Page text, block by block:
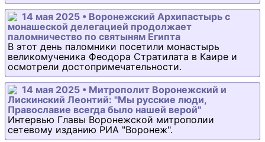
14 мая 2025 • Воронежский Архипастырь с
монашеской делегацией продолжает
паломничество по святыням Египта
В этот день паломники посетили монастырь
великомученика Феодора Стратилата в Каире и
осмотрели достопримечательности.
14 мая 2025 • Митрополит Воронежский и
Лискинский Леонтий: "Мы русские люди,
Православие всегда было нашей верой"
Интервью Главы Воронежской митрополии
сетевому изданию РИА "Воронеж".